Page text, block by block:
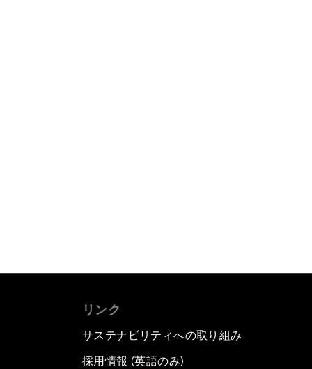
リンク
サステナビリティへの取り組み
採用情報 (英語のみ)